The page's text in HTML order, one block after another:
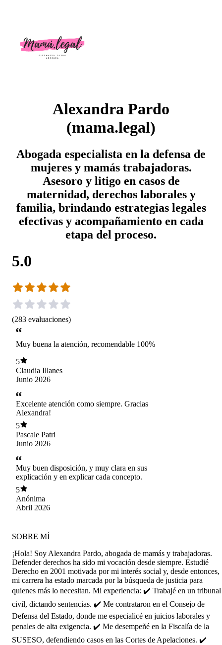
Alexandra Pardo
(mama.legal)
Abogada especialista en la defensa de
mujeres y mamás trabajadoras.
Asesoro y litigo en casos de
maternidad, derechos laborales y
familia, brindando estrategias legales
efectivas y acompañamiento en cada
etapa del proceso.
5.0
(283 evaluaciones)
Muy buena la atención, recomendable 100%
5
Claudia Illanes
Junio 2026
Excelente atención como siempre. Gracias
Alexandra!
5
Pascale Patri
Junio 2026
Muy buen disposición, y muy clara en sus
explicación y en explicar cada concepto.
5
Anónima
Abril 2026
SOBRE MÍ
¡Hola! Soy Alexandra Pardo, abogada de mamás y trabajadoras.
Defender derechos ha sido mi vocación desde siempre. Estudié
Derecho en 2001 motivada por mi interés social y, desde entonces,
mi carrera ha estado marcada por la búsqueda de justicia para
quienes más lo necesitan. Mi experiencia: ✔️ Trabajé en un tribunal
civil, dictando sentencias. ✔️ Me contrataron en el Consejo de
Defensa del Estado, donde me especialicé en juicios laborales y
penales de alta exigencia. ✔️ Me desempeñé en la Fiscalía de la
SUSESO, defendiendo casos en las Cortes de Apelaciones. ✔️